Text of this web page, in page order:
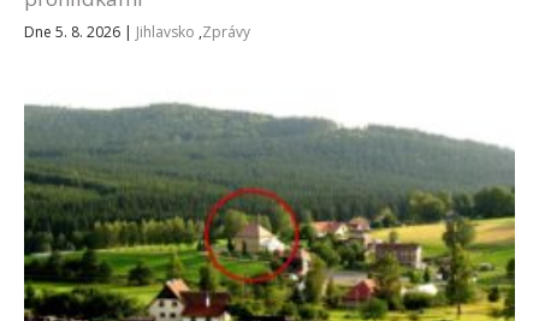
Dne 5. 8. 2026 | Jihlavsko ,Zprávy